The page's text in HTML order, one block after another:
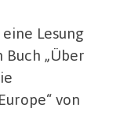
Lesung
„Über
von